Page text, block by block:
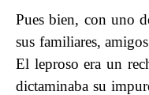
Pues bien, con uno
sus familiares,
El leproso era un
dictaminaba su